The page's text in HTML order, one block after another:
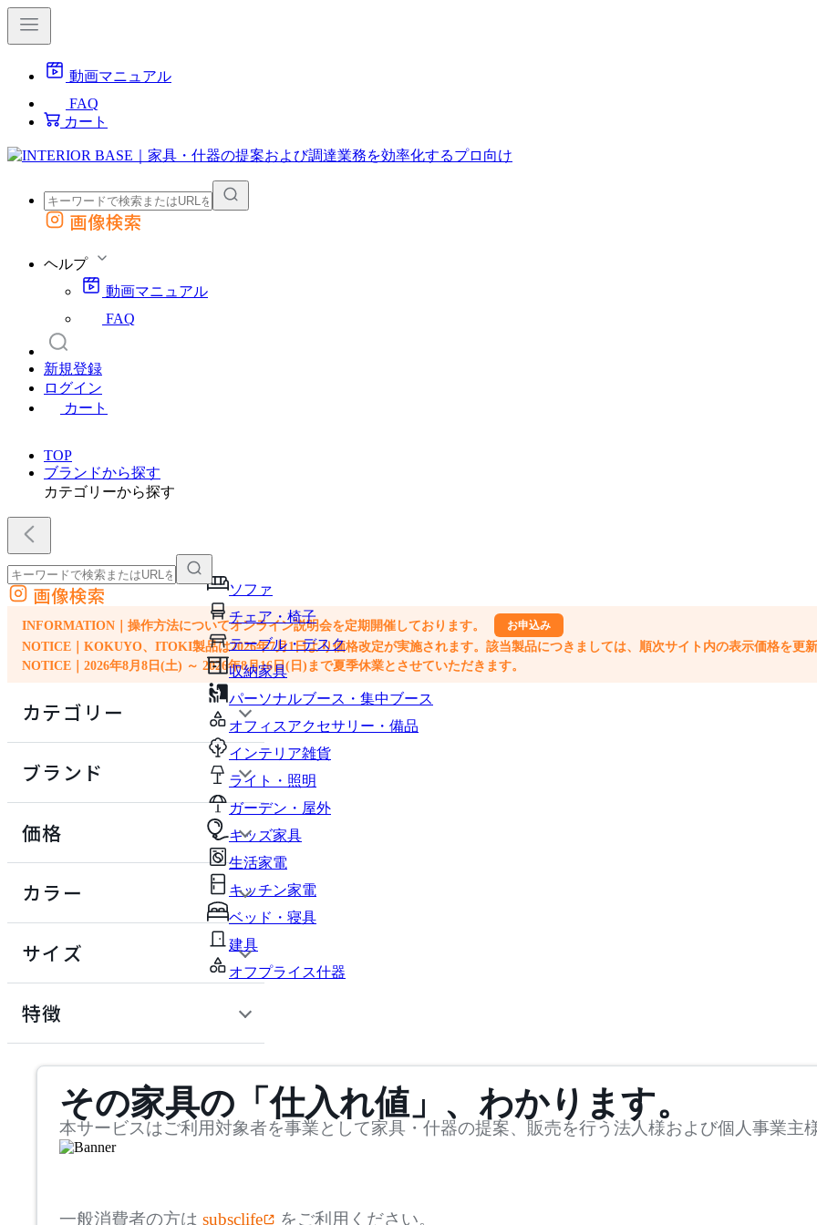
動画マニュアル
FAQ
カート
外部サイトの商品をカートに追加
画像検索
ヘルプ
動画マニュアル
FAQ
新規登録
ログイン
カート
TOP
ブランドから探す
カテゴリーから探す
ソファ
チェア・椅子
テーブル・デスク
収納家具
パーソナルブース・集中ブース
オフィスアクセサリー・備品
インテリア雑貨
ライト・照明
ガーデン・屋外
キッズ家具
生活家電
キッチン家電
ベッド・寝具
建具
オフプライス什器
外部サイトの商品をカートに追加
他のサイトで見つけた商品ページのURLを貼り付けて、カートに追加できます
画像検索
INFORMATION｜操作方法についてオンライン説明会を定期開催しております。 お申込み
NOTICE｜KOKUYO、ITOKI製品は2026年7月1日より価格改定が実施されます。該当製品につきましては、順次サイト内の表示価格を更新
NOTICE｜2026年8月8日(土) ～ 2026年8月16日(日)まで夏季休業とさせていただきます。
カテゴリー
テーブル・デスク
オフィスアクセサリー・備品
ライト・照明
キッズ家具
生活家電
ブランド
101 COPENHAGEN
ワンオーワンコペンハー
ニヒャクイチド
アボール
アクメファニチャー
取扱いブランド一覧
価格
~
円
カラー
サイズ
mm
検索
~
特徴
その家具の「仕入れ値」、わかります。
本サービスはご利用対象者を事業として家具・什器の提案、販売を行う法人様および個人事業主
一般消費者の方は subsclife をご利用ください。